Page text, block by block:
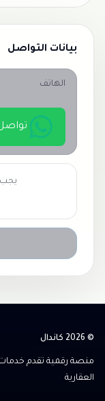
بيانات التواصل
الهاتف
يجب
© 2026 كاندال
منصة رقمية تقدم خدمات
العقارية